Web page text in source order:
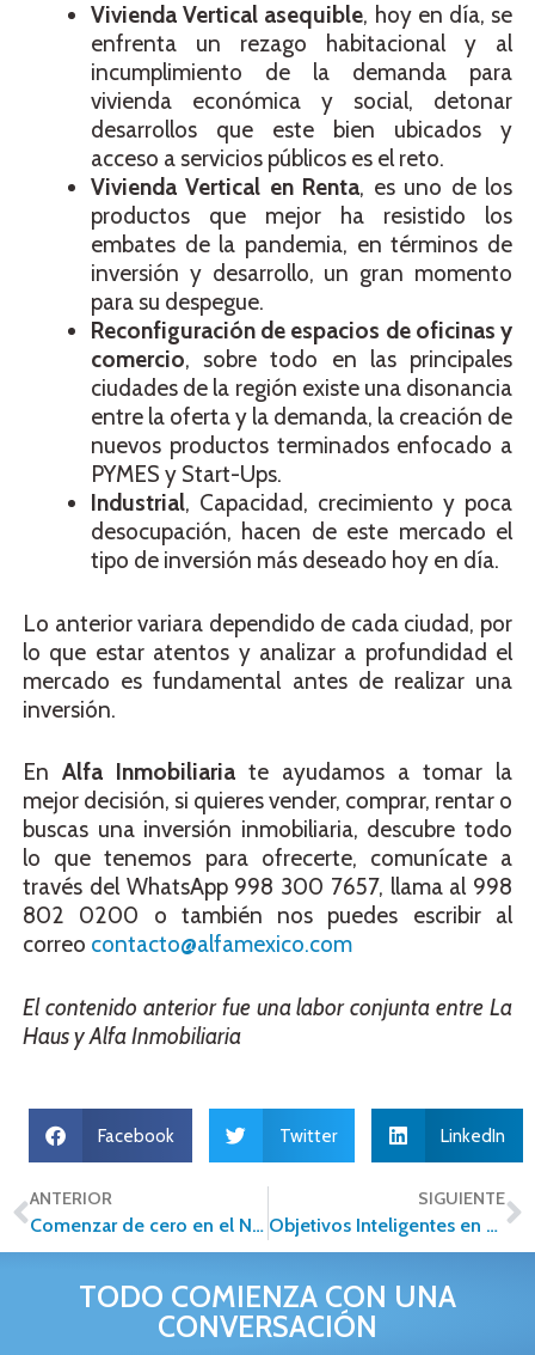
Vivienda Vertical asequible, hoy en día, se
enfrenta un rezago habitacional y al
incumplimiento de la demanda para
vivienda económica y social, detonar
desarrollos que este bien ubicados y
acceso a servicios públicos es el reto.
Vivienda Vertical en Renta, es uno de los
productos que mejor ha resistido los
embates de la pandemia, en términos de
inversión y desarrollo, un gran momento
para su despegue.
Reconfiguración de espacios de oficinas y
comercio, sobre todo en las principales
ciudades de la región existe una disonancia
entre la oferta y la demanda, la creación de
nuevos productos terminados enfocado a
PYMES y Start-Ups.
Industrial, Capacidad, crecimiento y poca
desocupación, hacen de este mercado el
tipo de inversión más deseado hoy en día.
Lo anterior variara dependido de cada ciudad, por
lo que estar atentos y analizar a profundidad el
mercado es fundamental antes de realizar una
inversión.
En Alfa Inmobiliaria te ayudamos a tomar la
mejor decisión, si quieres vender, comprar, rentar o
buscas una inversión inmobiliaria, descubre todo
lo que tenemos para ofrecerte, comunícate a
través del WhatsApp 998 300 7657, llama al 998
802 0200 o también nos puedes escribir al
correo contacto@alfamexico.com
El contenido anterior fue una labor conjunta entre La
Hausy Alfa Inmobiliaria
Facebook Twitter LinkedIn
ANTERIOR
Comenzar de cero en el Negocio Inmobiliario: 3 consejos para iniciar tu Emprendimiento
SIGUIENTE
Objetivos Inteligentes en el mercado inmobiliario
TODO COMIENZA CON UNA
CONVERSACIÓN